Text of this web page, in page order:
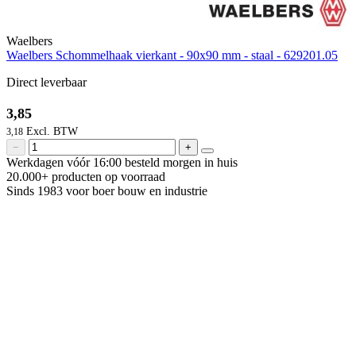
Waelbers
Waelbers Schommelhaak vierkant - 90x90 mm - staal - 629201.05
Direct leverbaar
3,85
3,18
− +
Werkdagen vóór 16:00 besteld morgen in huis
20.000+ producten op voorraad
Sinds 1983 voor boerbouw en industrie